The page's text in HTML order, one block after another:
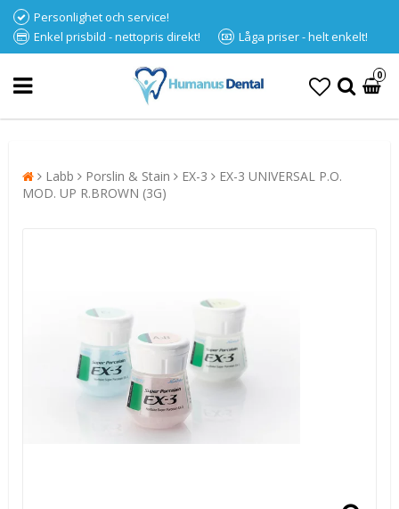
Personlighet och service!
Enkel prisbild - nettopris direkt!
Låga priser - helt enkelt!
0
Labb Porslin & Stain EX-3
EX-3 UNIVERSAL P.O.
MOD. UP R.BROWN (3G)